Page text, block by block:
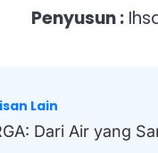
Penyusun :
Lain
Dari Air yang